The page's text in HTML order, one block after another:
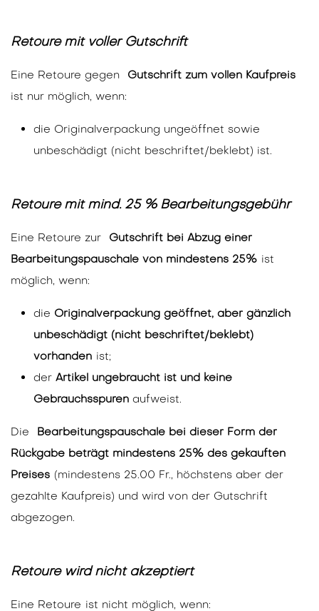
Retoure mit voller Gutschrift
Eine Retoure gegen
Gutschrift zum vollen Kaufpreis
ist nur möglich, wenn:
die Originalverpackung ungeöffnet sowie
unbeschädigt (nicht beschriftet/beklebt) ist.
Retoure mit mind. 25 % Bearbeitungsgebühr
Eine Retoure zur
Gutschrift bei Abzug einer
Bearbeitungspauschale von mindestens 25% ist
möglich, wenn:
die Originalverpackung geöffnet, aber gänzlich
unbeschädigt (nicht beschriftet/beklebt)
vorhanden ist;
der Artikel ungebraucht ist und keine
Gebrauchsspuren aufweist.
Die
Bearbeitungspauschale bei dieser Form der
Rückgabe beträgt mindestens 25% des gekauften
Preises (mindestens 25.00 Fr., höchstens aber der
gezahlte Kaufpreis) und wird von der Gutschrift
abgezogen.
Retoure wird nicht akzeptiert
Eine Retoure ist nicht möglich, wenn: